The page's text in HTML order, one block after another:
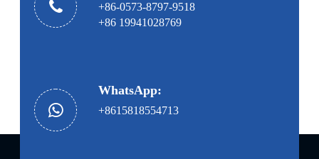
+86-0573-8797-9518
+86 19941028769
WhatsApp:
+8615818554713